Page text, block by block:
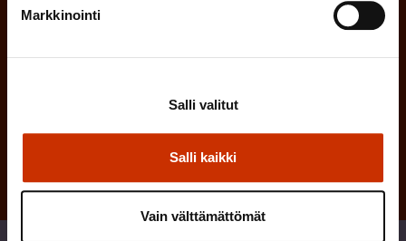
Markkinointi
Salli kaikki
Salli valitut
Vain välttämättömät